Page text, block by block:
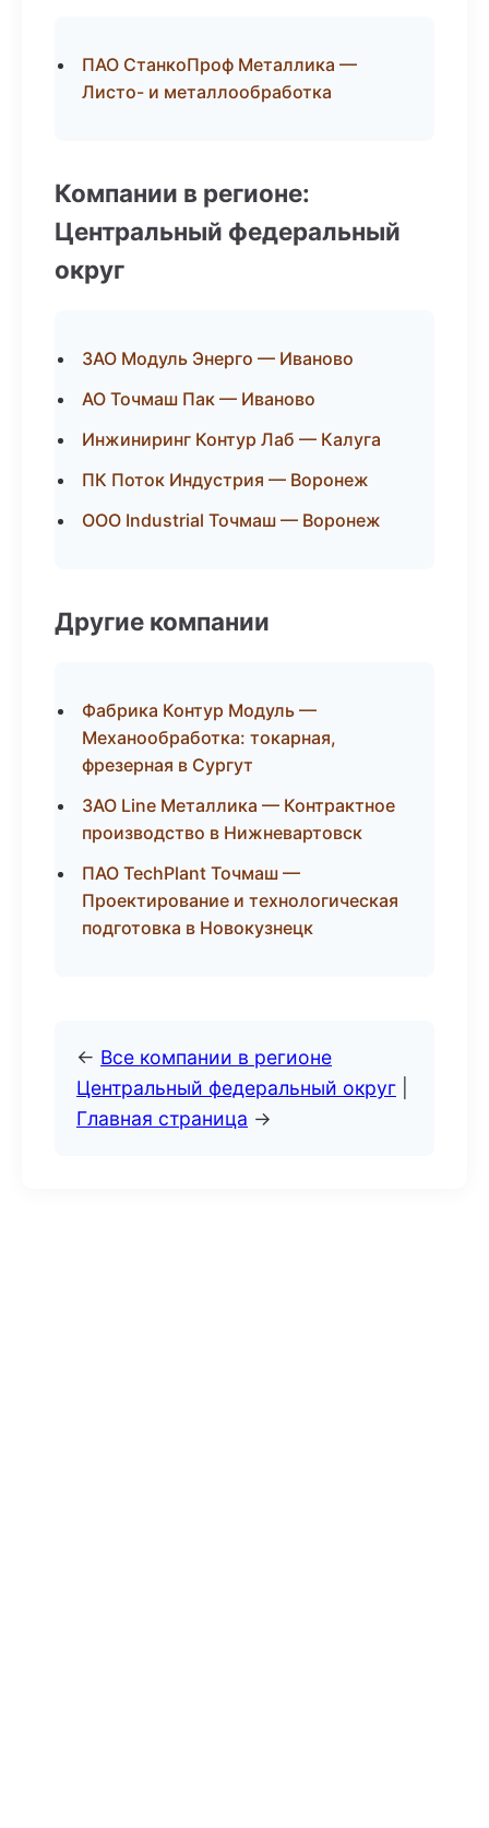
ПАО СтанкоПроф Металлика —
Листо- и металлообработка
Компании в регионе:
Центральный федеральный
округ
ЗАО Модуль Энерго — Иваново
АО Точмаш Пак — Иваново
Инжиниринг Контур Лаб — Калуга
ПК Поток Индустрия — Воронеж
ООО Industrial Точмаш — Воронеж
Другие компании
Фабрика Контур Модуль —
Механообработка: токарная,
фрезерная в Сургут
ЗАО Line Металлика — Контрактное
производство в Нижневартовск
ПАО TechPlant Точмаш —
Проектирование и технологическая
подготовка в Новокузнецк
← Все компании в регионе
Центральный федеральный округ
Главная страница →